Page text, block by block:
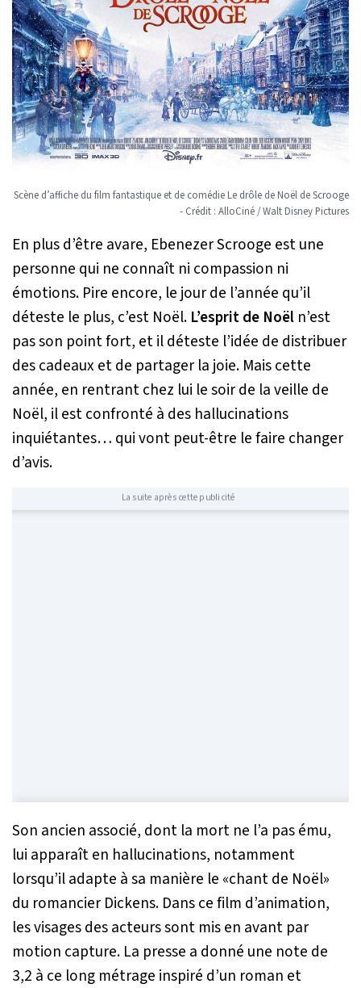
Scène d’affiche du film fantastique et de comédie Le drôle de Noël de Scrooge
- Crédit : AlloCiné / Walt Disney Pictures
En plus d’être avare, Ebenezer Scrooge est une
personne qui ne connaît ni compassion ni
émotions. Pire encore, le jour de l’année qu’il
déteste le plus, c’est Noël. L’esprit de Noël n’est
pas son point fort, et il déteste l’idée de distribuer
des cadeaux et de partager la joie. Mais cette
année, en rentrant chez lui le soir de la veille de
Noël, il est confronté à des hallucinations
inquiétantes… qui vont peut-être le faire changer
d’avis.
La suite après cette publicité
Son ancien associé, dont la mort ne l’a pas ému,
lui apparaît en hallucinations, notamment
lorsqu’il adapte à sa manière le «chant de Noël»
du romancier Dickens. Dans ce film d’animation,
les visages des acteurs sont mis en avant par
motion capture. La presse a donné une note de
3,2 à ce long métrage inspiré d’un roman et